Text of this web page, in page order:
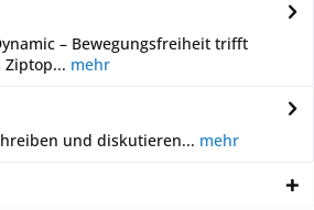
– Bewegungsfreiheit trifft
Ziptop... mehr
und diskutieren... mehr